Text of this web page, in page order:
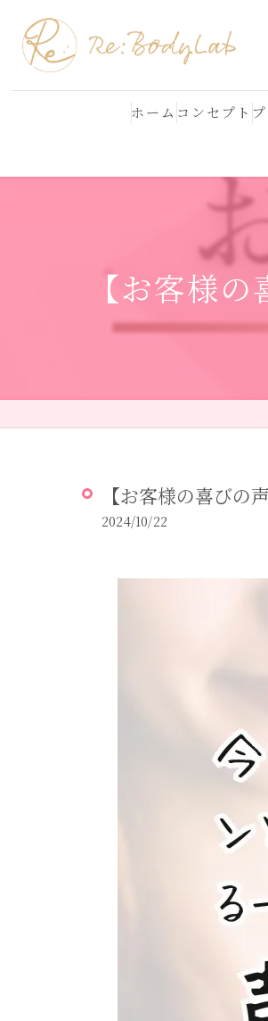
ホーム コンセプト
【お客様
【お客様の喜びの
2024/10/22